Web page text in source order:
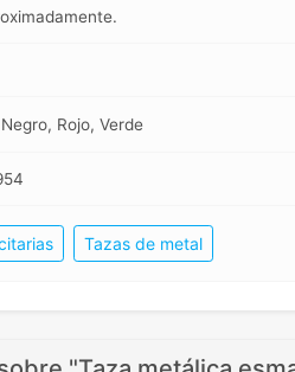
Rojo, Verde
Tazas de metal